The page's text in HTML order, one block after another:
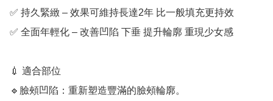
✅ 持久緊緻 – 效果可維持長達2年 比一般填充更持效
✅ 全面年輕化 – 改善凹陷 下垂 提升輪廓 重現少女感
💉 適合部位
🔹臉頰凹陷：重新塑造豐滿的臉頰輪廓。